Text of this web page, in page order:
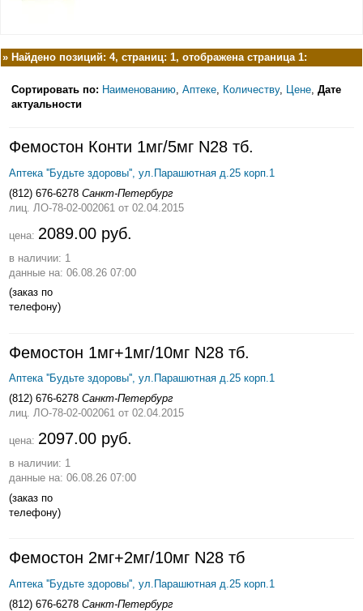
» Найдено позиций: 4, страниц: 1, отображена страница 1:
Сортировать по: Наименованию Аптеке Количеству, Цене Дате
актуальности
Фемостон Конти 1мг/5мг N28 тб.
Аптека ''Будьте здоровы'', ул.Парашютная д.25 корп.1
(812) 676-6278 Санкт-Петербург
лиц. ЛО-78-02-002061 от 02.04.2015
цена: 2089.00 руб.
в наличии: 1
данные на: 06.08.26 07:00
(заказ по
телефону)
Фемостон 1мг+1мг/10мг N28 тб.
Аптека ''Будьте здоровы'', ул.Парашютная д.25 корп.1
(812) 676-6278 Санкт-Петербург
лиц. ЛО-78-02-002061 от 02.04.2015
цена: 2097.00 руб.
в наличии: 1
данные на: 06.08.26 07:00
(заказ по
телефону)
Фемостон 2мг+2мг/10мг N28 тб
Аптека ''Будьте здоровы'', ул.Парашютная д.25 корп.1
(812) 676-6278 Санкт-Петербург